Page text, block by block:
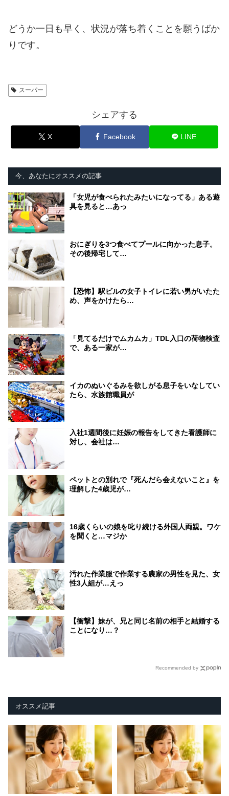
どうか一日も早く、状況が落ち着くことを願うばか
りです。
スーパー
シェアする
X Facebook LINE
今、あなたにオススメの記事
「女児が食べられたみたいになってる」ある遊
具を見ると…あっ
おにぎりを3つ食べてプールに向かった息子。
その後帰宅して…
【恐怖】駅ビルの女子トイレに若い男がいたた
め、声をかけたら…
「見てるだけでムカムカ」TDL入口の荷物検査
で、ある一家が…
イカのぬいぐるみを欲しがる息子をいなしてい
たら、水族館職員が
入社1週間後に妊娠の報告をしてきた看護師に
対し、会社は…
ペットとの別れで『死んだら会えないこと』を
理解した4歳児が…
16歳くらいの娘を叱り続ける外国人両親。ワケ
を聞くと…マジか
汚れた作業服で作業する農家の男性を見た、女
性3人組が…えっ
【衝撃】妹が、兄と同じ名前の相手と結婚する
ことになり…？
Recommended by
オススメ記事